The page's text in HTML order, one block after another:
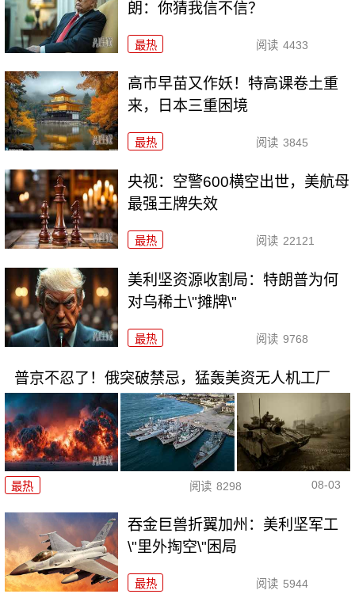
朗：你猜我信不信？
最热 阅读 4433
高市早苗又作妖！特高课卷土重
来，日本三重困境
最热 阅读 3845
央视：空警600横空出世，美航母
最强王牌失效
最热 阅读 22121
美利坚资源收割局：特朗普为何
对乌稀土\"摊牌\"
最热 阅读 9768
普京不忍了！俄突破禁忌，猛轰美资无人机工厂
最热 阅读 8298 08-03
吞金巨兽折翼加州：美利坚军工
\"里外掏空\"困局
最热 阅读 5944